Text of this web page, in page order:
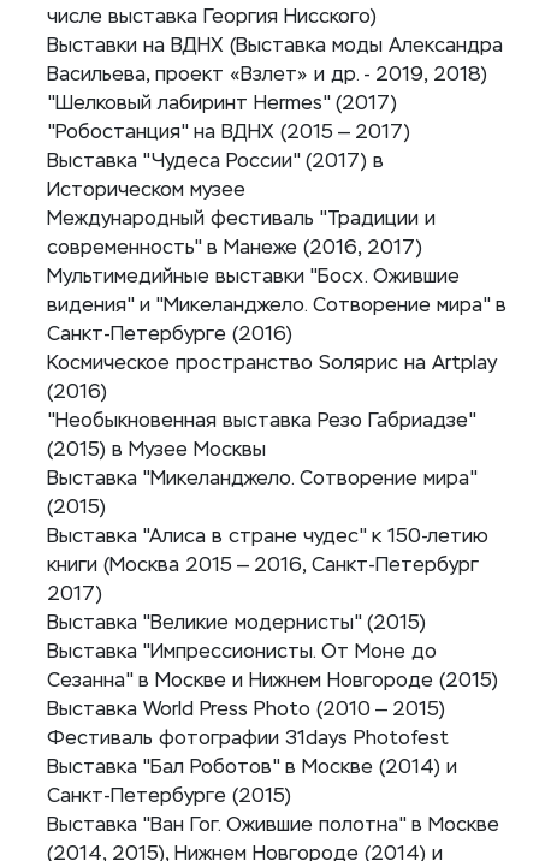
числе выставка Георгия Нисского)
Выставки на ВДНХ (Выставка моды Александра
Васильева, проект «Взлет» и др. - 2019, 2018)
"Шелковый лабиринт Hermes" (2017)
"Робостанция" на ВДНХ (2015 — 2017)
Выставка "Чудеса России" (2017) в
Историческом музее
Международный фестиваль "Традиции и
современность" в Манеже (2016, 2017)
Мультимедийные выставки "Босх. Ожившие
видения" и "Микеланджело. Сотворение мира" в
Санкт-Петербурге (2016)
Космическое пространство Sолярис на Artplay
(2016)
"Необыкновенная выставка Резо Габриадзе"
(2015) в Музее Москвы
Выставка "Микеланджело. Сотворение мира"
(2015)
Выставка "Алиса в стране чудес" к 150-летию
книги (Москва 2015 — 2016, Санкт-Петербург
2017)
Выставка "Великие модернисты" (2015)
Выставка "Импрессионисты. От Моне до
Сезанна" в Москве и Нижнем Новгороде (2015)
Выставка World Press Photo (2010 — 2015)
Фестиваль фотографии 31days Photofest
Выставка "Бал Роботов" в Москве (2014) и
Санкт-Петербурге (2015)
Выставка "Ван Гог. Ожившие полотна" в Москве
(2014, 2015), Нижнем Новгороде (2014) и